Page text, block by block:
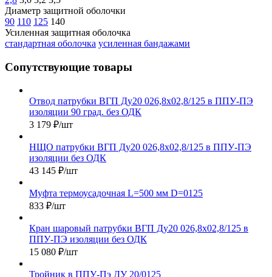
Диаметр защитной оболочки
90 110 125 140
Усиленная защитная оболочка
стандартная оболочка усиленная бандажами
Сопутствующие товары
Отвод патрубки ВГП Ду20 026,8х02,8/125 в ППУ-ПЭ
изоляции 90 град. без ОДК
3 179 ₽/шт
НЩО патрубки ВГП Ду20 026,8х02,8/125 в ППУ-ПЭ
изоляции без ОДК
43 145 ₽/шт
Муфта термоусадочная L=500 мм D=0125
833 ₽/шт
Кран шаровый патрубки ВГП Ду20 026,8х02,8/125 в
ППУ-ПЭ изоляции без ОДК
15 080 ₽/шт
Тройник в ППУ-Пэ ДУ 20/0125